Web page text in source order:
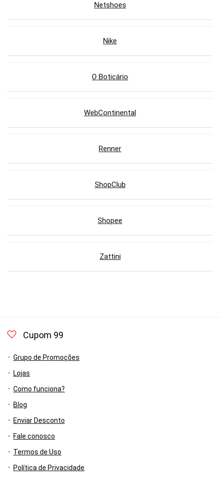
Netshoes
Nike
O Boticário
WebContinental
Renner
ShopClub
Shopee
Zattini
Cupom 99
Grupo de Promoções
Lojas
Como funciona?
Blog
Enviar Desconto
Fale conosco
Termos de Uso
Política de Privacidade